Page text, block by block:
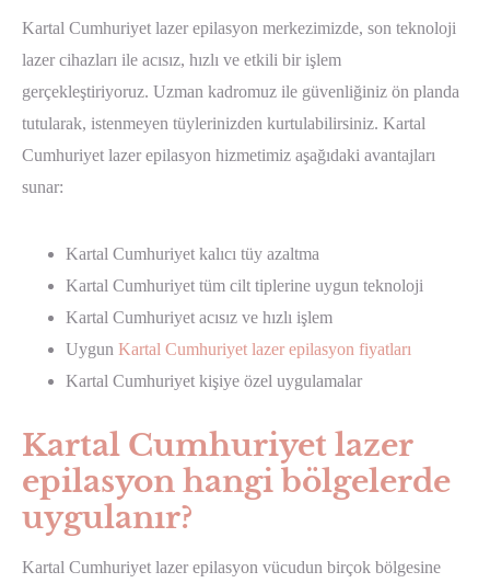
Kartal Cumhuriyet lazer epilasyon merkezimizde, son teknoloji
lazer cihazları ile acısız, hızlı ve etkili bir işlem
gerçekleştiriyoruz. Uzman kadromuz ile güvenliğiniz ön planda
tutularak, istenmeyen tüylerinizden kurtulabilirsiniz. Kartal
Cumhuriyet lazer epilasyon hizmetimiz aşağıdaki avantajları
sunar:
Kartal Cumhuriyet kalıcı tüy azaltma
Kartal Cumhuriyet tüm cilt tiplerine uygun teknoloji
Kartal Cumhuriyet acısız ve hızlı işlem
Uygun Kartal Cumhuriyet lazer epilasyon fiyatları
Kartal Cumhuriyet kişiye özel uygulamalar
Kartal Cumhuriyet lazer
epilasyon hangi bölgelerde
uygulanır?
Kartal Cumhuriyet lazer epilasyon vücudun birçok bölgesine